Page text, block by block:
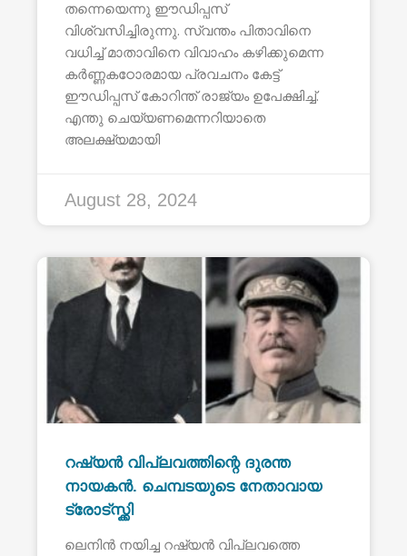
തന്നെയെന്നു ഈഡിപ്പസ്
വിശ്വസിച്ചിരുന്നു. സ്വന്തം പിതാവിനെ
വധിച്ച് മാതാവിനെ വിവാഹം കഴിക്കുമെന്ന
കർണ്ണകഠോരമായ പ്രവചനം കേട്ട്
ഈഡിപ്പസ് കോറിന്ത് രാജ്യം ഉപേക്ഷിച്ച്.
എന്തു ചെയ്യണമെന്നറിയാതെ
അലക്ഷ്യമായി
August 28, 2024
റഷ്യൻ വിപ്ലവത്തിന്റെ ദുരന്ത
നായകൻ. ചെമ്പടയുടെ നേതാവായ
ട്രോട്സ്ക്കി
ലെനിൻ നയിച്ച റഷ്യൻ വിപ്ലവത്തെ